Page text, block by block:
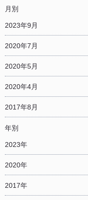
月別
2023年9月
2020年7月
2020年5月
2020年4月
2017年8月
年別
2023年
2020年
2017年